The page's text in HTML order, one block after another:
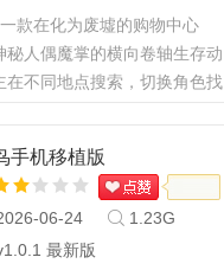
款在化为废墟的购物中心
秘人偶魔掌的横向卷轴生存动
不同地点搜索，切换角色找
手机移植版
06-24
1.23G
最新版